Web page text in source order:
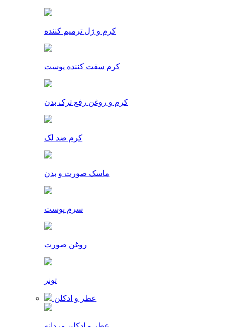
کرم و ژل ترمیم کننده
کرم سفت کننده پوست
کرم و روغن رفع ترک بدن
کرم ضد لک
ماسک صورت و بدن
سرم پوست
روغن صورت
تونر
عطر و ادکلن